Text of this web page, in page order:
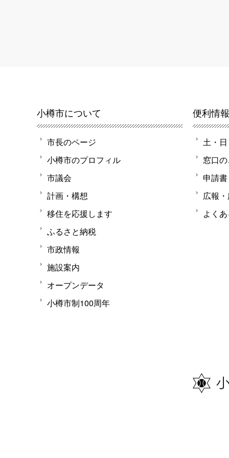
小樽市について
市長のページ
小樽市のプロフィル
市議会
計画・構想
移住を応援します
ふるさと納税
市政情報
施設案内
オープンデータ
小樽市制100周年
便利情
土・
窓口
申請
広報
よく